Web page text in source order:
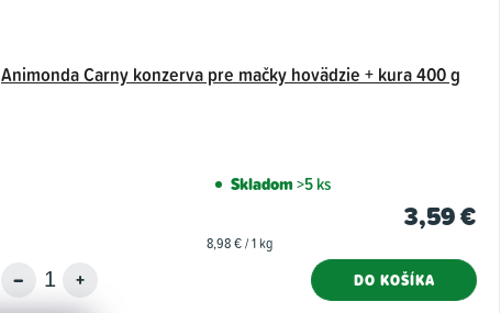
Animonda Carny konzerva pre mačky hovädzie + kura 400 g
Skladom>5 ks
3,59 €
Jednotková
8,98 € / 1 kg
DO KOŠÍKA